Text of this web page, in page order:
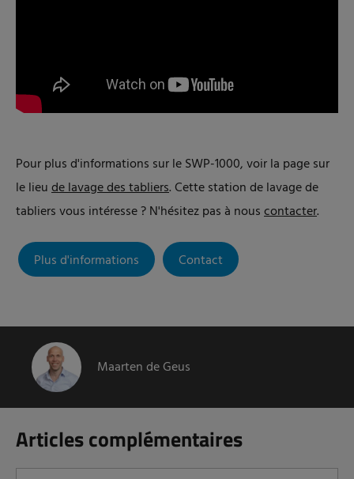
Pour plus d'informations sur le SWP-1000, voir la page sur
le lieude lavage des tabliers. Cette station de lavage de
tabliers vous intéresse ? N'hésitez pas à nouscontacter.
Plus d'informations Contact
Maarten de Geus
Articles complémentaires